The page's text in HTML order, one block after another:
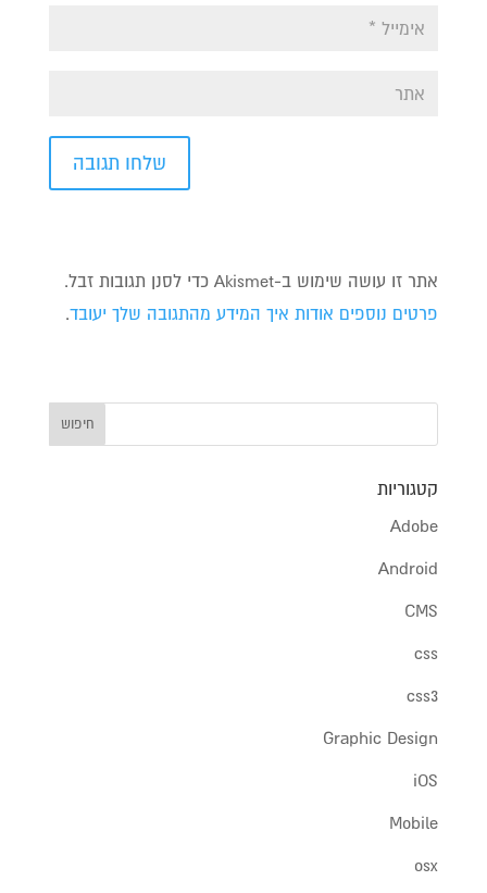
אתר זו עושה שימוש ב-Akismet כדי לסנן תגובות זבל.
פרטים נוספים אודות איך המידע מהתגובה שלך יעובד.
קטגוריות
Adobe
Android
CMS
css
css3
Graphic Design
iOS
Mobile
osx